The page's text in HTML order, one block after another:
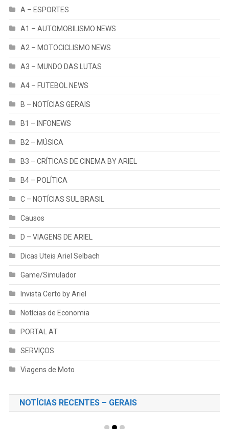
A – ESPORTES
A1 – AUTOMOBILISMO NEWS
A2 – MOTOCICLISMO NEWS
A3 – MUNDO DAS LUTAS
A4 – FUTEBOL NEWS
B – NOTÍCIAS GERAIS
B1 – INFONEWS
B2 – MÚSICA
B3 – CRÍTICAS DE CINEMA BY ARIEL
B4 – POLÍTICA
C – NOTÍCIAS SUL BRASIL
Causos
D – VIAGENS DE ARIEL
Dicas Uteis Ariel Selbach
Game/Simulador
Invista Certo by Ariel
Notícias de Economia
PORTAL AT
SERVIÇOS
Viagens de Moto
NOTÍCIAS RECENTES – GERAIS